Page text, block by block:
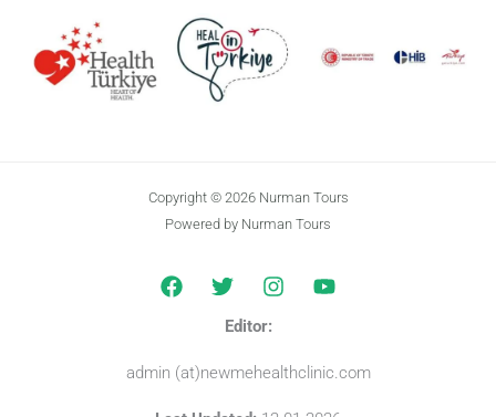
Copyright © 2026 Nurman Tours
Powered by Nurman Tours
Editor:
admin (at)newmehealthclinic.com